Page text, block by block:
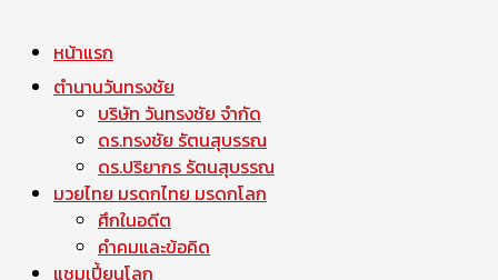
หน้าแรก
ตำนานวันทรงชัย
บริษัท วันทรงชัย จำกัด
ดร.ทรงชัย รัตนสุบรรณ
ดร.ปริยากร รัตนสุบรรณ
มวยไทย มรดกไทย มรดกโลก
ศึกในอดีต
คำคมและข้อคิด
แชมเปี้ยนโลก